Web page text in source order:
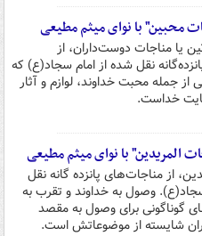
محبین" با نوای میثم مطیعی
یا مناجات دوست‌داران، از
نقل شده از امام سجاد(ع) که
از جمله محبت خداوند، لوازم و آثار
خداست.
المریدین" با نوای میثم مطیعی
از مناجات‌های پانزده گانه نقل
وصول به خداوند و تقرب به
گوناگونی برای وصول به مقصد
شایسته از موضوعاتش است.